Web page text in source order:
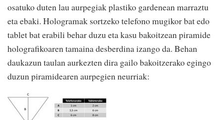
osatuko duten lau aurpegiak plastiko gardenean marraztu
eta ebaki. Hologramak sortzeko telefono mugikor bat edo
tablet bat erabili behar duzu eta kasu bakoitzean piramide
holografikoaren tamaina desberdina izango da. Behan
daukazun taulan aurkezten dira gailo bakoitzerako egingo
duzun piramidearen aurpegien neurriak: